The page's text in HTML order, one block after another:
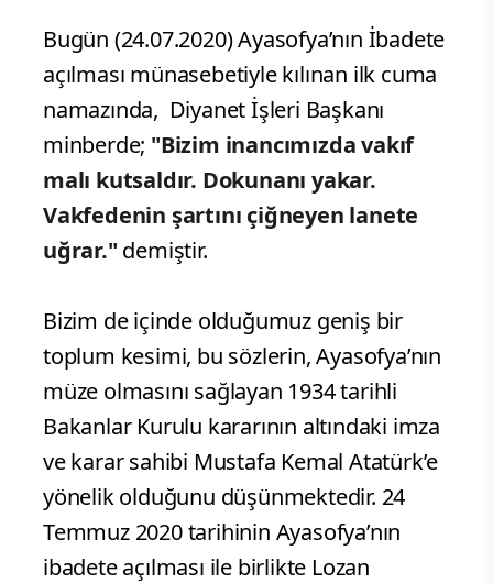
Bugün (24.07.2020) Ayasofya’nın İbadete
açılması münasebetiyle kılınan ilk cuma
namazında, Diyanet İşleri Başkanı
minberde; "Bizim inancımızda vakıf
malı kutsaldır. Dokunanı yakar.
Vakfedenin şartını çiğneyen lanete
uğrar." demiştir.
Bizim de içinde olduğumuz geniş bir
toplum kesimi, bu sözlerin, Ayasofya’nın
müze olmasını sağlayan 1934 tarihli
Bakanlar Kurulu kararının altındaki imza
ve karar sahibi Mustafa Kemal Atatürk’e
yönelik olduğunu düşünmektedir. 24
Temmuz 2020 tarihinin Ayasofya’nın
ibadete açılması ile birlikte Lozan